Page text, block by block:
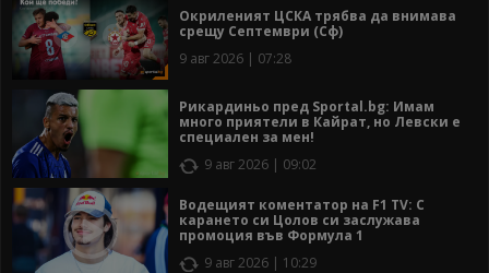
Окриленият ЦСКА трябва да внимава
срещу Септември (Сф)
9 авг 2026 | 07:28
Рикардиньо пред Sportal.bg: Имам
много приятели в Кайрат, но Левски е
специален за мен!
9 авг 2026 | 09:02
Водещият коментатор на F1 TV: С
карането си Цолов си заслужава
промоция във Формула 1
9 авг 2026 | 10:29